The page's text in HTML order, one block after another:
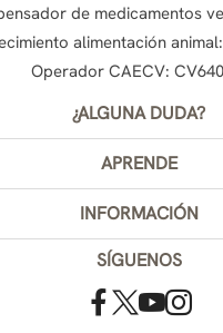
de medicamentos
alimentación
Operador CAECV:
¿ALGUNA DUDA?
APRENDE
INFORMACIÓN
SÍGUENOS